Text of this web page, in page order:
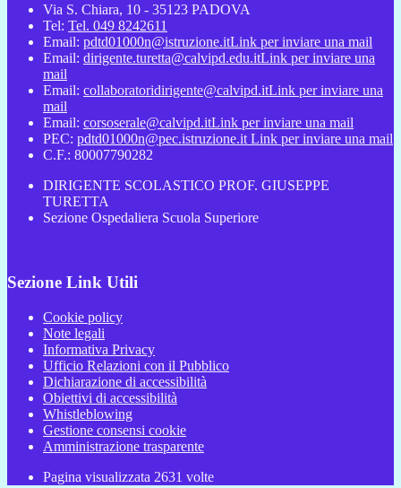
Via S. Chiara, 10 - 35123 PADOVA
Tel: Tel. 049 8242611
Email: pdtd01000n@istruzione.itLink per inviare una mail
Email: dirigente.turetta@calvipd.edu.itLink per inviare una
mail
Email: collaboratoridirigente@calvipd.itLink per inviare una
mail
Email: corsoserale@calvipd.itLink per inviare una mail
PEC: pdtd01000n@pec.istruzione.it Link per inviare una mail
C.F.: 80007790282
DIRIGENTE SCOLASTICO PROF. GIUSEPPE
TURETTA
Sezione Ospedaliera Scuola Superiore
Sezione Link Utili
Cookie policy
Note legali
Informativa Privacy
Ufficio Relazioni con il Pubblico
Dichiarazione di accessibilità
Obiettivi di accessibilità
Whistleblowing
Gestione consensi cookie
Amministrazione trasparente
Pagina visualizzata 2631 volte